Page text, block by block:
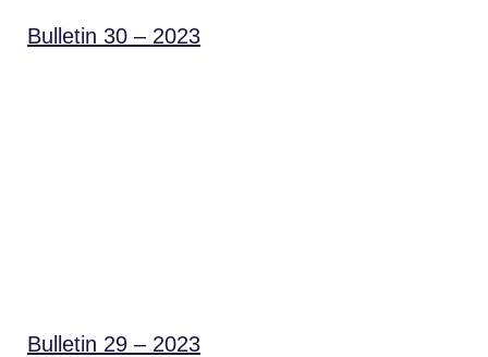
Bulletin 30 – 2023
Bulletin 29 – 2023